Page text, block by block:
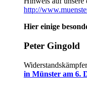
http://
Hier einige
Peter Gingold
in Münster am 6.